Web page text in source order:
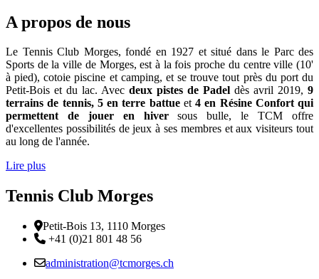
A propos de nous
Le Tennis Club Morges, fondé en 1927 et situé dans le Parc des
Sports de la ville de Morges, est à la fois proche du centre ville (10'
à pied), cotoie piscine et camping, et se trouve tout près du port du
Petit-Bois et du lac. Avec deux pistes de Padel dès avril 2019, 9
terrains de tennis, 5 en terre battueet 4 en Résine Confort qui
permettent de jouer en hiversous bulle, le TCM offre
d'excellentes possibilités de jeux à ses membres et aux visiteurs tout
au long de l'année.
Lire plus
Tennis Club Morges
Adresse
Petit-Bois 13, 1110 Morges
Téléphone:
+41 (0)21 801 48 56
Email :
administration@tcmorges.ch